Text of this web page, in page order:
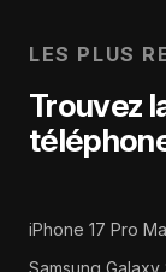
LES PLUS
Trouvez
iPhone 17 Pro